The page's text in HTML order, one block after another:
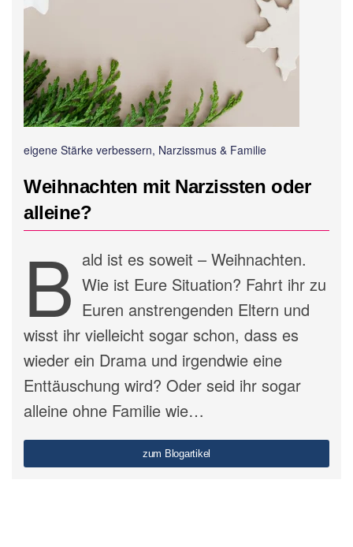
eigene Stärke verbessern, Narzissmus & Familie
Weihnachten mit Narzissten oder
alleine?
B ald ist es soweit – Weihnachten.
Wie ist Eure Situation? Fahrt ihr zu
Euren anstrengenden Eltern und
wisst ihr vielleicht sogar schon, dass es
wieder ein Drama und irgendwie eine
Enttäuschung wird? Oder seid ihr sogar
alleine ohne Familie wie…
zum Blogartikel